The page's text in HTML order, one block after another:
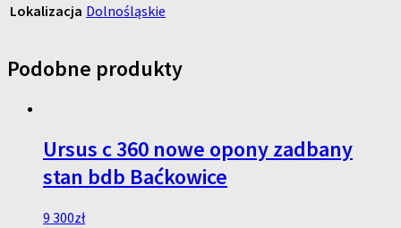
Lokalizacja Dolnośląskie
Podobne produkty
Ursus c 360 nowe opony zadbany
stan bdb Baćkowice
9 300zł